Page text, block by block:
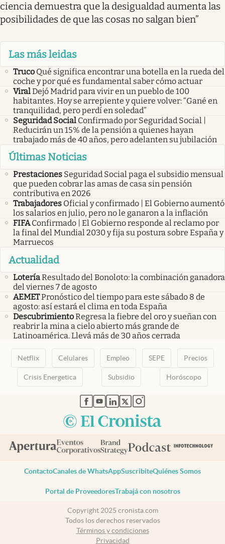
ciencia demuestra que la desigualdad aumenta las
posibilidades de que las cosas no salgan bien”
Las más leidas
Truco Qué significa encontrar una botella en la rueda del
coche y por qué es fundamental saber cómo actuar
ViralDejó Madrid para vivir en un pueblo de 100
habitantes. Hoy se arrepiente y quiere volver: “Gané en
tranquilidad, pero perdí en soledad”
Seguridad Social Confirmado por Seguridad Social |
Reducirán un 15% de la pensión a quienes hayan
trabajado más de 40 años, pero adelanten su jubilación
Últimas Noticias
Prestaciones Seguridad Social paga el subsidio mensual
que pueden cobrar las amas de casa sin pensión
contributiva en 2026
Trabajadores Oficial y confirmado | El Gobierno aumentó
los salarios en julio, pero no le ganaron a la inflación
FIFA Confirmado | El Gobierno responde al reclamo por
la final del Mundial 2030 y fija su postura sobre España y
Marruecos
Actualidad
LoteríaResultado del Bonoloto: la combinación ganadora
del viernes 7 de agosto
AEMETPronóstico del tiempo para este sábado 8 de
agosto: así estará el clima en toda España
DescubrimientoRegresa la fiebre del oro y sueñan con
reabrir la mina a cielo abierto más grande de
Latinoamérica. Llevá más de 30 años cerrada
Netflix Celulares Empleo SEPE Precios
Crisis Energetica Subsidio Horóscopo
abre en nueva pestaña
abre en nueva pestaña
abre en nueva pestaña
abre en nueva pestaña
abre en nueva pestaña
ContactoCanales de WhatsAppSuscribiteQuiénes Somos
Portal de ProveedoresTrabajá con nosotros
Copyright 2025 cronista.com
Todos los derechos reservados
Términos y condiciones
Privacidad